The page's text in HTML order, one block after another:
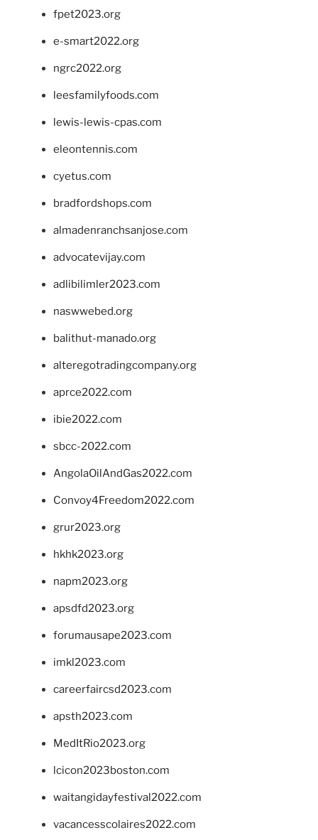
fpet2023.org
e-smart2022.org
ngrc2022.org
leesfamilyfoods.com
lewis-lewis-cpas.com
eleontennis.com
cyetus.com
bradfordshops.com
almadenranchsanjose.com
advocatevijay.com
adlibilimler2023.com
naswwebed.org
balithut-manado.org
alteregotradingcompany.org
aprce2022.com
ibie2022.com
sbcc-2022.com
AngolaOilAndGas2022.com
Convoy4Freedom2022.com
grur2023.org
hkhk2023.org
napm2023.org
apsdfd2023.org
forumausape2023.com
imkl2023.com
careerfaircsd2023.com
apsth2023.com
MedItRio2023.org
lcicon2023boston.com
waitangidayfestival2022.com
vacancesscolaires2022.com